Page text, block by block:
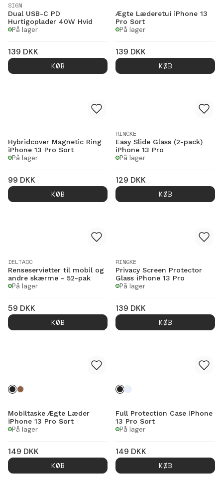
SIGN
Dual USB-C PD
Hurtigoplader 40W Hvid
På lager
139 DKK
KØB
Ægte Læderetui iPhone 13
Pro Sort
På lager
139 DKK
KØB
Hybridcover Magnetic Ring
iPhone 13 Pro Sort
På lager
99 DKK
KØB
RINGKE
Easy Slide Glass (2-pack)
iPhone 13 Pro
På lager
129 DKK
KØB
DELTACO
Renseservietter til mobil og
andre skærme - 52-pak
På lager
59 DKK
KØB
RINGKE
Privacy Screen Protector
Glass iPhone 13 Pro
På lager
139 DKK
KØB
Mobiltaske Ægte Læder
iPhone 13 Pro Sort
På lager
149 DKK
KØB
Full Protection Case iPhone
13 Pro Sort
På lager
149 DKK
KØB